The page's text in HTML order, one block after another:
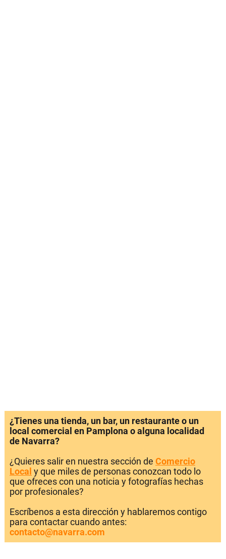
¿Tienes una tienda, un bar, un restaurante o un
local comercial en Pamplona o alguna localidad
de Navarra?
¿Quieres salir en nuestra sección de Comercio
Local y que miles de personas conozcan todo lo
que ofreces con una noticia y fotografías hechas
por profesionales?
Escríbenos a esta dirección y hablaremos contigo
para contactar cuando antes:
contacto@navarra.com